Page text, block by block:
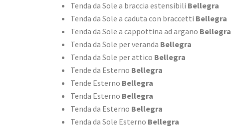
Tenda da Sole a braccia estensibili Bellegra
Tenda da Sole a caduta con braccetti Bellegra
Tenda da Sole a cappottina ad argano Bellegra
Tenda da Sole per veranda Bellegra
Tenda da Sole per attico Bellegra
Tende da Esterno Bellegra
Tende Esterno Bellegra
Tenda Esterno Bellegra
Tenda da Esterno Bellegra
Tenda da Sole Esterno Bellegra